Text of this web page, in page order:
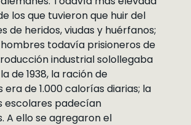
los que tuvieron que huir del
de heridos, viudas y huérfanos;
todavía prisioneros de
industrial solollegaba
de 1938, la ración de
de 1.000 calorías diarias; la
escolares padecían
A ello se agregaron el